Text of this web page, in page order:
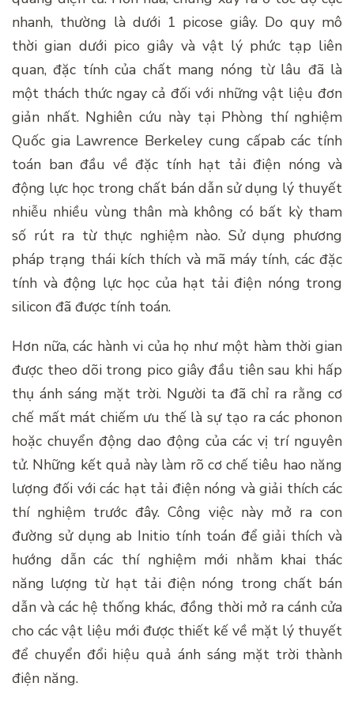
nhanh, thường là dưới 1 picose giây. Do quy mô
thời gian dưới pico giây và vật lý phức tạp liên
quan, đặc tính của chất mang nóng từ lâu đã là
một thách thức ngay cả đối với những vật liệu đơn
giản nhất. Nghiên cứu này tại Phòng thí nghiệm
Quốc gia Lawrence Berkeley cung cấpab các tính
toán ban đầu về đặc tính hạt tải điện nóng và
động lực học trong chất bán dẫn sử dụng lý thuyết
nhiễu nhiều vùng thân mà không có bất kỳ tham
số rút ra từ thực nghiệm nào. Sử dụng phương
pháp trạng thái kích thích và mã máy tính, các đặc
tính và động lực học của hạt tải điện nóng trong
silicon đã được tính toán.
Hơn nữa, các hành vi của họ như một hàm thời gian
được theo dõi trong pico giây đầu tiên sau khi hấp
thụ ánh sáng mặt trời. Người ta đã chỉ ra rằng cơ
chế mất mát chiếm ưu thế là sự tạo ra các phonon
hoặc chuyển động dao động của các vị trí nguyên
tử. Những kết quả này làm rõ cơ chế tiêu hao năng
lượng đối với các hạt tải điện nóng và giải thích các
thí nghiệm trước đây. Công việc này mở ra con
đường sử dụng ab Initio tính toán để giải thích và
hướng dẫn các thí nghiệm mới nhằm khai thác
năng lượng từ hạt tải điện nóng trong chất bán
dẫn và các hệ thống khác, đồng thời mở ra cánh cửa
cho các vật liệu mới được thiết kế về mặt lý thuyết
để chuyển đổi hiệu quả ánh sáng mặt trời thành
điện năng.